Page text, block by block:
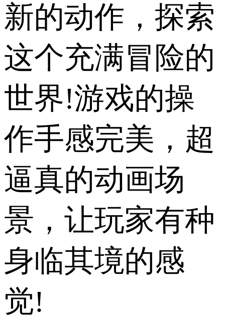
新的动作，探索
这个充满冒险的
世界!游戏的操
作手感完美，超
逼真的动画场
景，让玩家有种
身临其境的感
觉!